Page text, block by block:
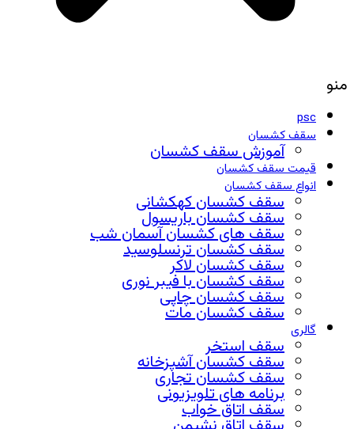
منو
psc
سقف کشسان
آموزش سقف کشسان
قیمت سقف کشسان
انواع سقف کشسان
سقف کشسان کهکشانی
سقف کشسان باریسول
سقف های کشسان آسمان شب
سقف کشسان ترنسلوسید
سقف کشسان لاکر
سقف کشسان با فیبر نوری
سقف کشسان چاپی
سقف کشسان مات
گالری
سقف استخر
سقف کشسان آشپزخانه
سقف کشسان تجاری
برنامه های تلویزیونی
سقف اتاق خواب